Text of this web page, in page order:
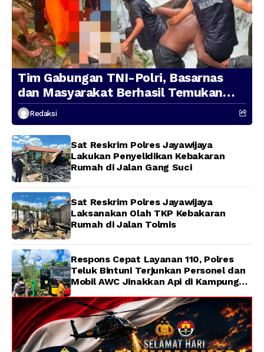
Tim Gabungan TNI-Polri, Basarnas
dan Masyarakat Berhasil Temukan
Presenter TVRI Papua Barat yang
Hilang di Sungai Memti
Redaksi
Sat Reskrim Polres Jayawijaya
Lakukan Penyelidikan Kebakaran
Rumah di Jalan Gang Suci
Sat Reskrim Polres Jayawijaya
Laksanakan Olah TKP Kebakaran
Rumah di Jalan Tolmis
Respons Cepat Layanan 110, Polres
Teluk Bintuni Terjunkan Personel dan
Mobil AWC Jinakkan Api di Kampung